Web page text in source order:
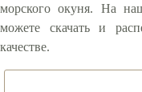
морского окуня. На
можете скачать и
качестве.